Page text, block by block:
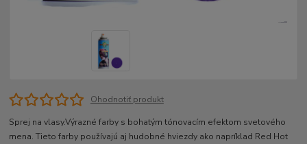
Ohodnotiť produkt
Sprej na vlasy.Výrazné farby s bohatým tónovacím efektom svetového
mena. Tieto farby používajú aj hudobné hviezdy ako napríklad Red Hot